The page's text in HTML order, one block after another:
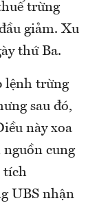
trừng
giảm. Xu
thứ Ba.
lệnh trừng
sau đó,
này xoa
cung
tích
UBS nhận